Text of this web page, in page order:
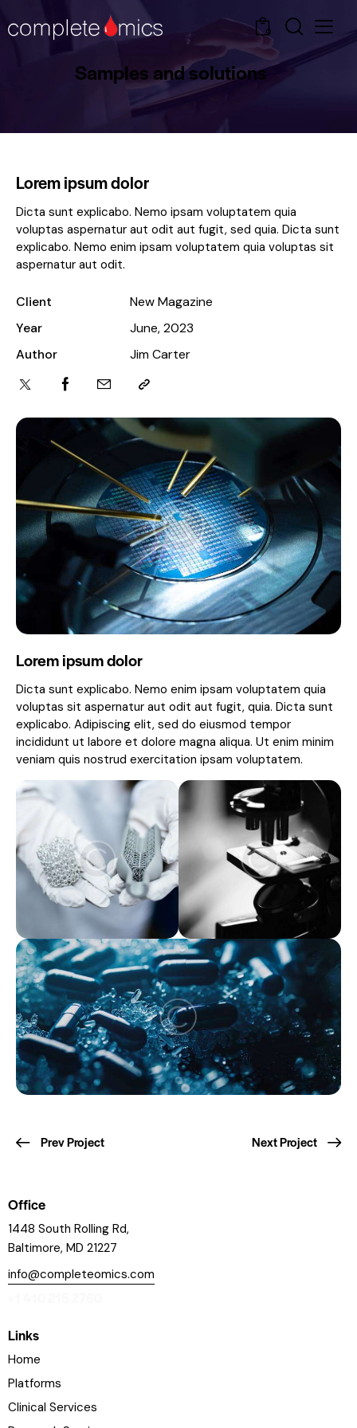
0
Samples and solutions
Lorem ipsum dolor
Dicta sunt explicabo. Nemo ipsam voluptatem quia
voluptas aspernatur aut odit aut fugit, sed quia. Dicta sunt
explicabo. Nemo enim ipsam voluptatem quia voluptas sit
aspernatur aut odit.
Client
New Magazine
Year
June, 2023
Author
Jim Carter
Lorem ipsum dolor
Dicta sunt explicabo. Nemo enim ipsam voluptatem quia
voluptas sit aspernatur aut odit aut fugit, quia. Dicta sunt
explicabo. Adipiscing elit, sed do eiusmod tempor
incididunt ut labore et dolore magna aliqua. Ut enim minim
veniam quis nostrud exercitation ipsam voluptatem.
Prev Project Next Project
Office
1448 South Rolling Rd,
Baltimore, MD 21227
info@completeomics.com
Links
Home
Platforms
Clinical Services